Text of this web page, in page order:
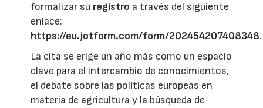
formalizar su registro a través del siguiente
enlace:
https://eu.jotform.com/form/202454207408348.
La cita se erige un año más como un espacio
clave para el intercambio de conocimientos,
el debate sobre las políticas europeas en
materia de agricultura y la búsqueda de